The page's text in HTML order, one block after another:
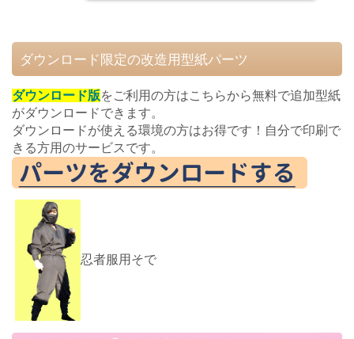
ダウンロード限定の改造用型紙パーツ
ダウンロード版をご利用の方はこちらから無料で追加型紙
がダウンロードできます。
ダウンロードが使える環境の方はお得です！自分で印刷で
きる方用のサービスです。
忍者服用そで